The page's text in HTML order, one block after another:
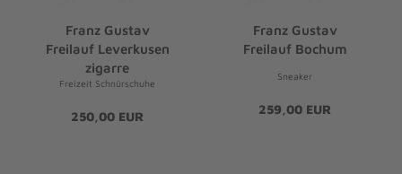
Franz Gustav
Freilauf Leverkusen
zigarre
Freizeit Schnürschuhe
250,00 EUR
Franz Gustav
Freilauf Bochum
Sneaker
259,00 EUR